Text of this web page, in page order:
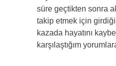
süre geçtikten sonra
takip etmek için
kazada hayatını
karşılaştığım